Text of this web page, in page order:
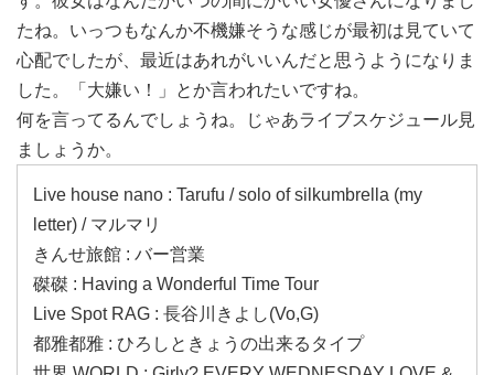
たね。いっつもなんか不機嫌そうな感じが最初は見ていて
心配でしたが、最近はあれがいいんだと思うようになりま
した。「大嫌い！」とか言われたいですね。
何を言ってるんでしょうね。じゃあライブスケジュール見
ましょうか。
Live house nano : Tarufu / solo of silkumbrella (my
letter) / マルマリ
きんせ旅館 : バー営業
磔磔 : Having a Wonderful Time Tour
Live Spot RAG : 長谷川きよし(Vo,G)
都雅都雅 : ひろしときょうの出来るタイプ